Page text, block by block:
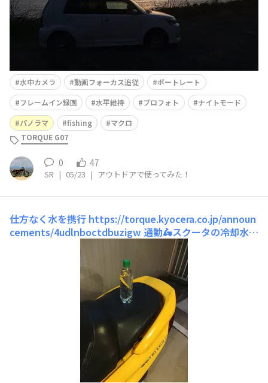
水中カメラ 動画フォーカス追従
ポートレート
フレームイン録画
水平維持 プロフォト
ナイトモード
パノラマ
fishing
マクロ
TORQUE G07
0 47
SR | 05/23 | アウトドアで使ってみた！
仕方なく水を携行 https://torque.kyocera.co.jp/announ
cements/4udlnboctdbuzigw 通勤🛵スクータの冷却水漏
れがとまらず、念のため緊急処理用に水を携行することに
した。オイルの減りは想像より少なく、またこれで数週間